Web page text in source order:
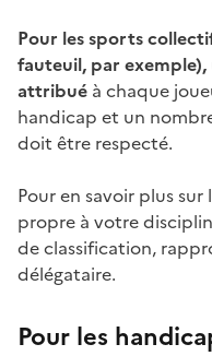
Pour les sports
fauteuil, par
attribué à chaque
handicap et un
doit être respecté.
Pour en savoir plus
propre à votre
de classification,
délégataire.
Pour les